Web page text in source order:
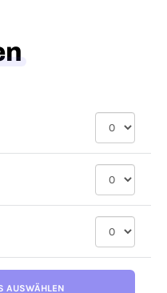
AUSWÄHLEN